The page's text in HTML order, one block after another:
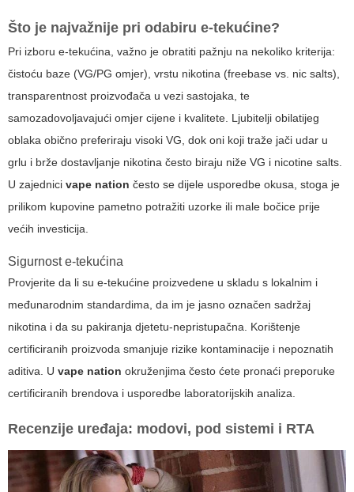
Što je najvažnije pri odabiru e-tekućine?
Pri izboru e-tekućina, važno je obratiti pažnju na nekoliko kriterija:
čistoću baze (VG/PG omjer), vrstu nikotina (freebase vs. nic salts),
transparentnost proizvođača u vezi sastojaka, te
samozadovoljavajući omjer cijene i kvalitete. Ljubitelji obilatijeg
oblaka obično preferiraju visoki VG, dok oni koji traže jači udar u
grlu i brže dostavljanje nikotina često biraju niže VG i nicotine salts.
U zajednici vape nation često se dijele usporedbe okusa, stoga je
prilikom kupovine pametno potražiti uzorke ili male bočice prije
većih investicija.
Sigurnost e-tekućina
Provjerite da li su e-tekućine proizvedene u skladu s lokalnim i
međunarodnim standardima, da im je jasno označen sadržaj
nikotina i da su pakiranja djetetu-nepristupačna. Korištenje
certificiranih proizvoda smanjuje rizike kontaminacije i nepoznatih
aditiva. U vape nation okruženjima često ćete pronaći preporuke
certificiranih brendova i usporedbe laboratorijskih analiza.
Recenzije uređaja: modovi, pod sistemi i RTA